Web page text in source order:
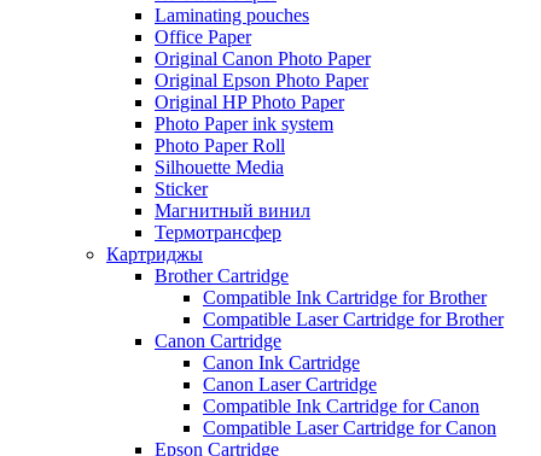
Laminating pouches
Office Paper
Original Canon Photo Paper
Original Epson Photo Paper
Original HP Photo Paper
Photo Paper ink system
Photo Paper Roll
Silhouette Media
Sticker
Магнитный винил
Термотрансфер
Картриджы
Brother Cartridge
Compatible Ink Cartridge for Brother
Compatible Laser Cartridge for Brother
Canon Cartridge
Canon Ink Cartridge
Canon Laser Cartridge
Compatible Ink Cartridge for Canon
Compatible Laser Cartridge for Canon
Epson Cartridge